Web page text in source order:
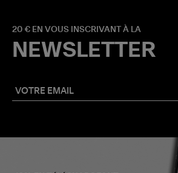
20 € EN VOUS INSCRIVANT À LA
NEWSLETTER